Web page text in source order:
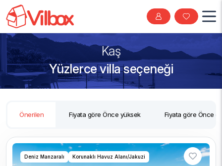
Kaş
Yüzlerce villa seçeneği
Önerilen Fiyata göre Önce yüksek Fiyata göre Önce
Deniz Manzaralı Korunaklı Havuz Alanı/Jakuzi